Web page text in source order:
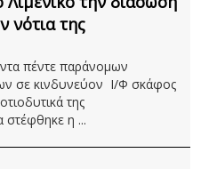
νότια της
πέντε παράνομων
σε κινδυνεύον Ι/Φ σκάφος
της
στέφθηκε η ...